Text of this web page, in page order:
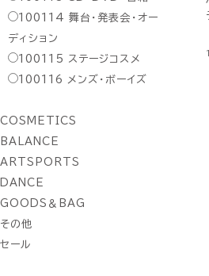
100114 舞台・発表会・オー
ディション
100115
ステージコスメ
100116
メンズ・ボーイズ
COSMETICS
BALANCE
ARTSPORTS
DANCE
GOODS＆BAG
その他
セール